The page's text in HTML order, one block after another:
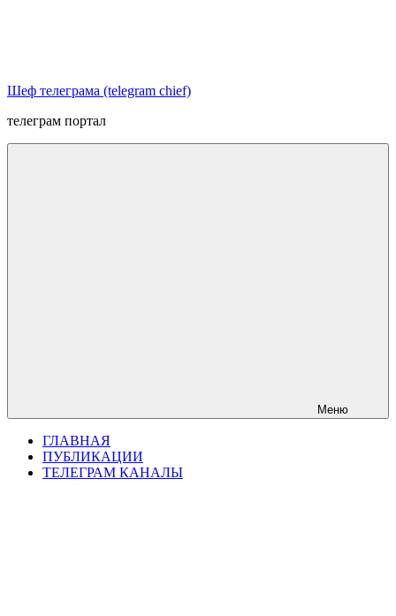
Шеф телеграма (telegram chief)
телеграм портал
Меню
ГЛАВНАЯ
ПУБЛИКАЦИИ
ТЕЛЕГРАМ КАНАЛЫ